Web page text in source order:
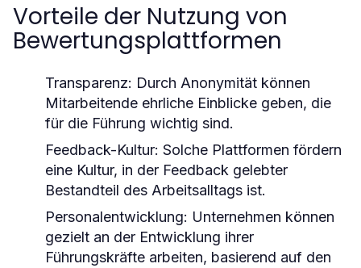
Vorteile der Nutzung von
Bewertungsplattformen
Transparenz: Durch Anonymität können
Mitarbeitende ehrliche Einblicke geben, die
für die Führung wichtig sind.
Feedback-Kultur: Solche Plattformen fördern
eine Kultur, in der Feedback gelebter
Bestandteil des Arbeitsalltags ist.
Personalentwicklung: Unternehmen können
gezielt an der Entwicklung ihrer
Führungskräfte arbeiten, basierend auf den